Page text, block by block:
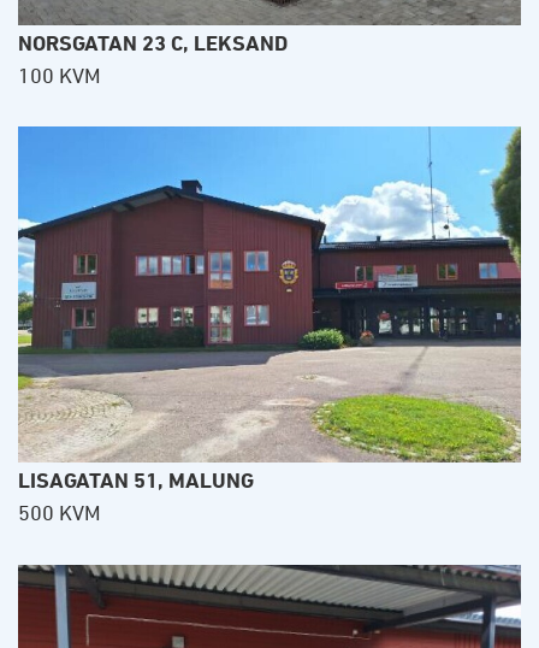
NORSGATAN 23 C, LEKSAND
100 KVM
LISAGATAN 51, MALUNG
500 KVM